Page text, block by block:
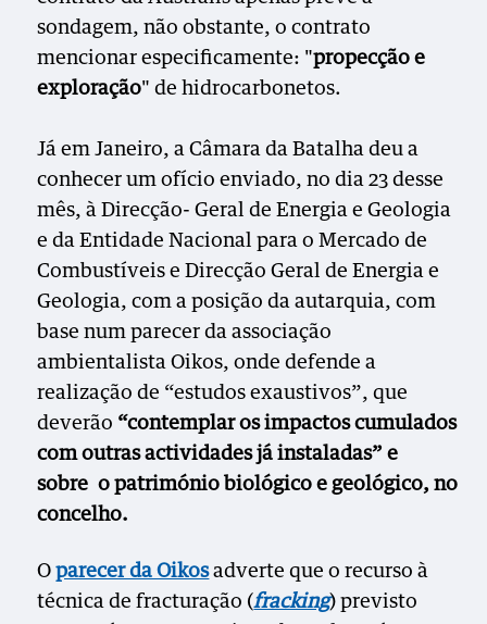
sondagem, não obstante, o contrato
mencionar especificamente: "propecção e
exploração" de hidrocarbonetos.
Já em Janeiro, a Câmara da Batalha deu a
conhecer um ofício enviado, no dia 23 desse
mês, à Direcção- Geral de Energia e Geologia
e da Entidade Nacional para o Mercado de
Combustíveis e Direcção Geral de Energia e
Geologia, com a posição da autarquia, com
base num parecer da associação
ambientalista Oikos, onde defende a
realização de “estudos exaustivos”, que
deverão “contemplar os impactos cumulados
com outras actividades já instaladas” e
sobre o património biológico e geológico, no
concelho.
Oparecer da Oikosadverte que o recurso à
técnica de fracturação (fracking) previsto